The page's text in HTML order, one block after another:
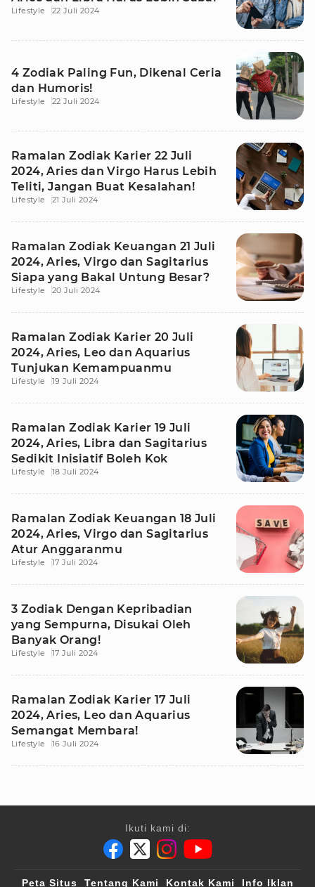
Lifestyle 22 Juli 2024
4 Zodiak Paling Fun, Dikenal Ceria
dan Humoris!
Lifestyle 22 Juli 2024
Ramalan Zodiak Karier 22 Juli
2024, Aries dan Virgo Harus Lebih
Teliti, Jangan Buat Kesalahan!
Lifestyle 21 Juli 2024
Ramalan Zodiak Keuangan 21 Juli
2024, Aries, Virgo dan Sagitarius
Siapa yang Bakal Untung Besar?
Lifestyle 20 Juli 2024
Ramalan Zodiak Karier 20 Juli
2024, Aries, Leo dan Aquarius
Tunjukan Kemampuanmu
Lifestyle 19 Juli 2024
Ramalan Zodiak Karier 19 Juli
2024, Aries, Libra dan Sagitarius
Sedikit Inisiatif Boleh Kok
Lifestyle 18 Juli 2024
Ramalan Zodiak Keuangan 18 Juli
2024, Aries, Virgo dan Sagitarius
Atur Anggaranmu
Lifestyle 17 Juli 2024
3 Zodiak Dengan Kepribadian
yang Sempurna, Disukai Oleh
Banyak Orang!
Lifestyle 17 Juli 2024
Ramalan Zodiak Karier 17 Juli
2024, Aries, Leo dan Aquarius
Semangat Membara!
Lifestyle 16 Juli 2024
Ikuti kami di:
Peta Situs Tentang Kami Kontak Kami Info Iklan